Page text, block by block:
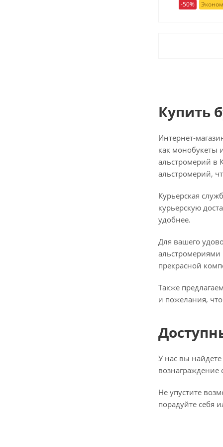
-50%
Купить
Интернет-
как монобукеты
альстромерий в
альстромерий,
Курьерская
курьерскую
удобнее.
Для вашего
альстромериями
прекрасной
Также
и пожелания,
У нас вы
Не упустите
порадуйте себя